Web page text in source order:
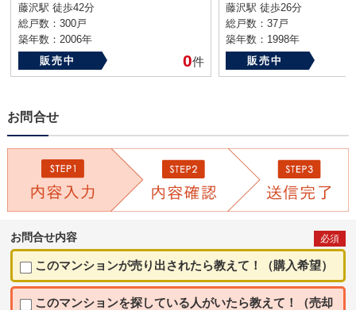
藤沢駅 徒歩42分
総戸数：300戸
築年数：2006年
販売中
0件
藤沢駅 徒歩26分
総戸数：37戸
築年数：1998年
販売中
お問合せ
お問合せ内容 必須
このマンションが売り出されたら教えて！（購入希望）
このマンションを探している人がいたら教えて！（売却